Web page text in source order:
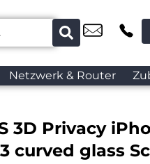
Netzwerk & Router
3D Privacy
curved glass